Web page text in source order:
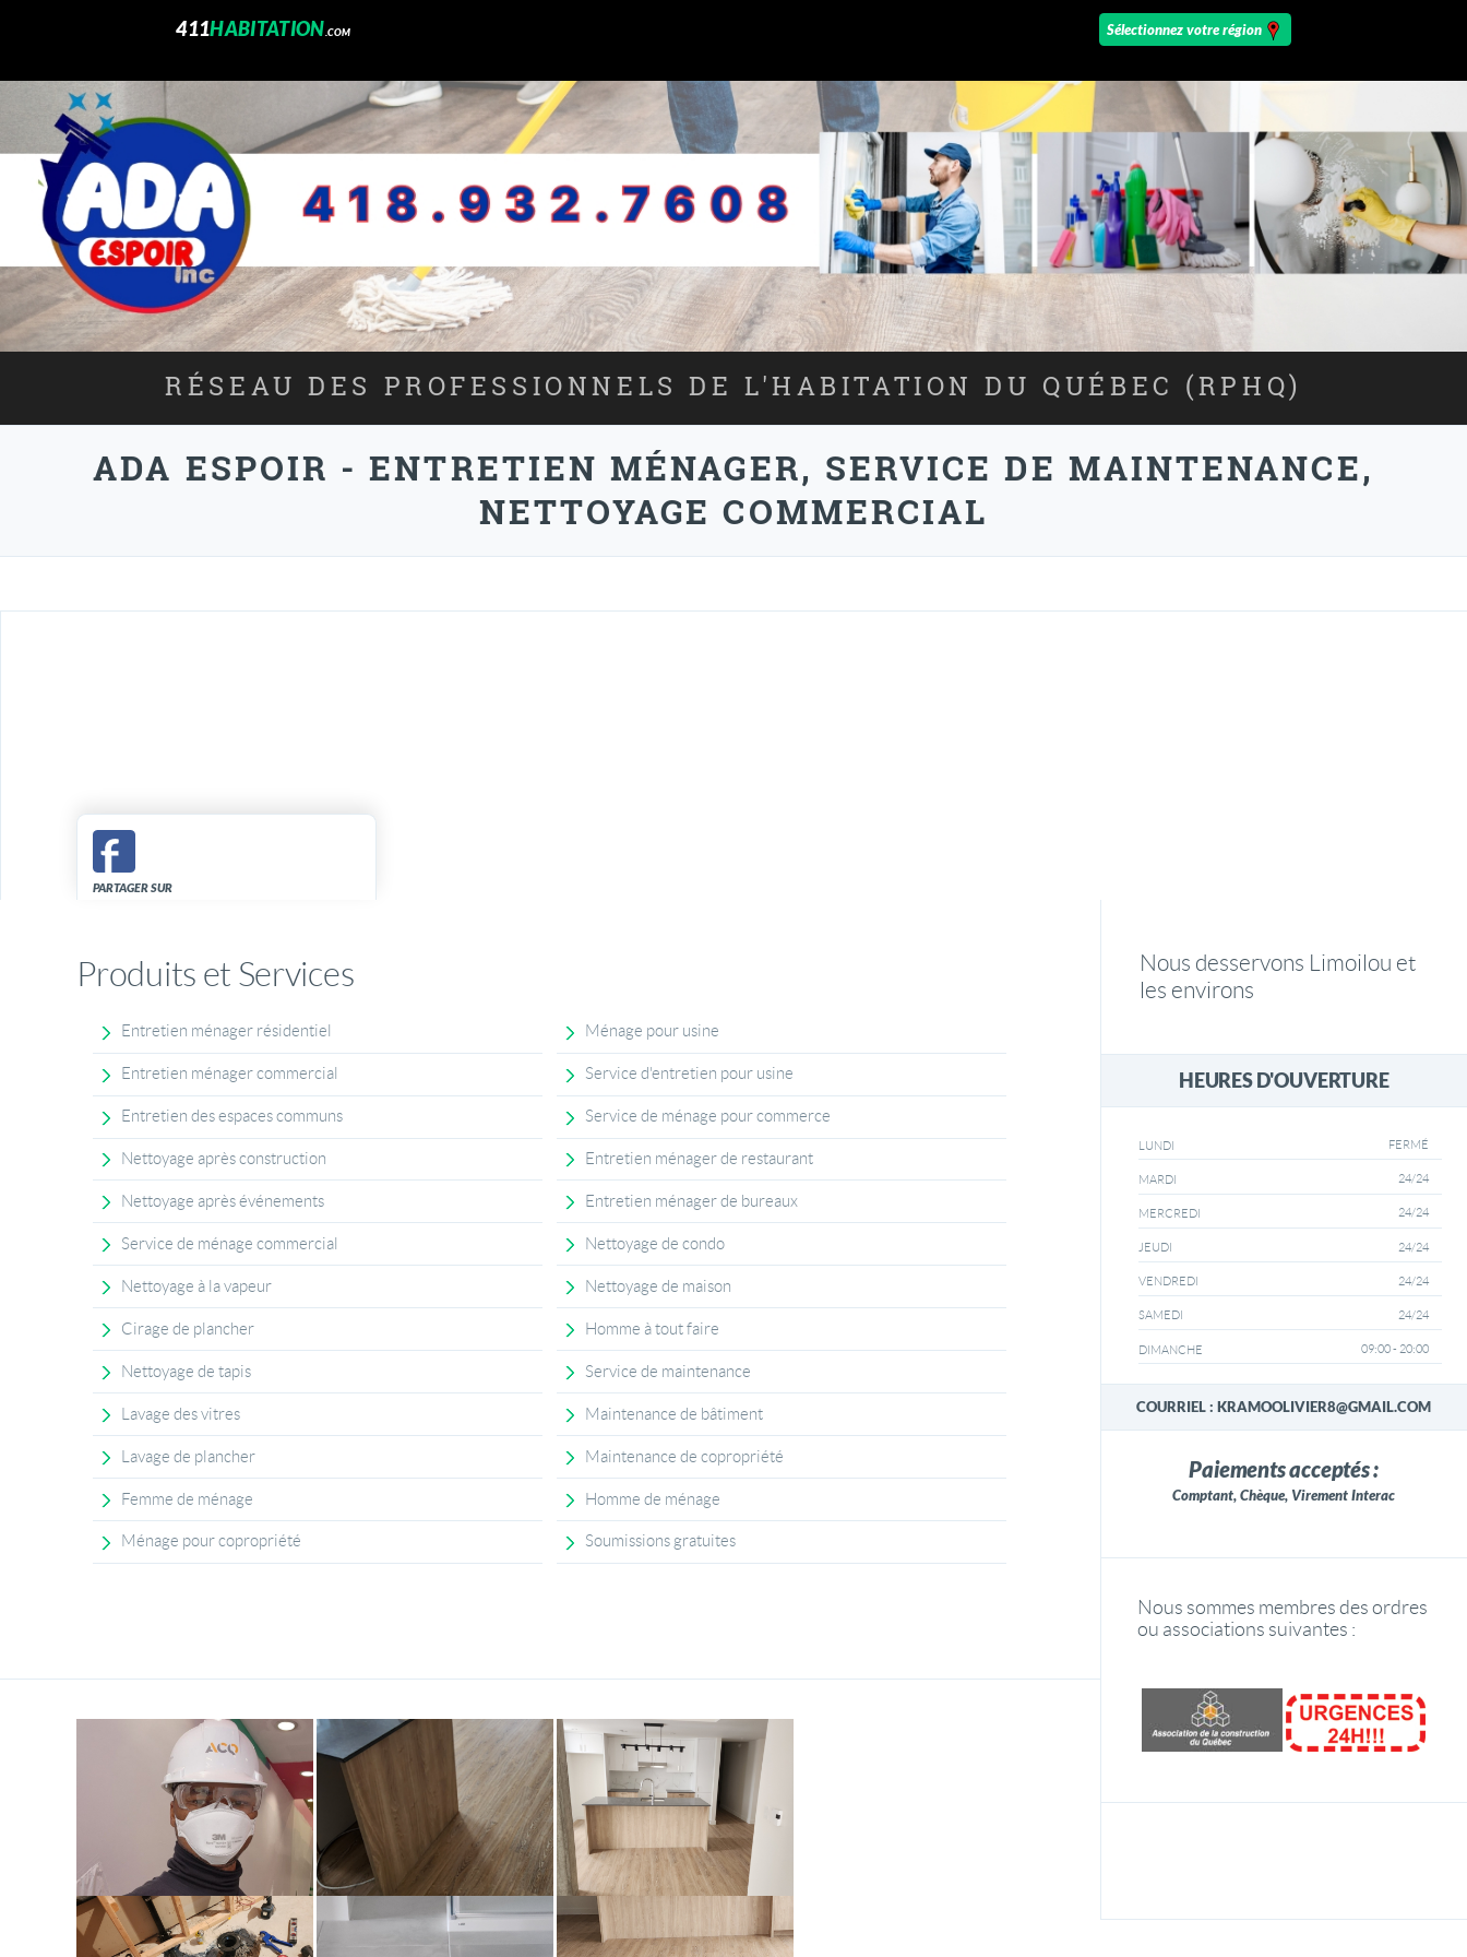
411HABITATION .COM
RÉSEAU DES PROFESSIONNELS DE L'HABITATION DU QUÉBEC (RPHQ)
ADA ESPOIR - ENTRETIEN MÉNAGER, SERVICE DE MAINTENANCE,
NETTOYAGE COMMERCIAL
PARTAGER SUR
Produits et Services
Entretien ménager résidentiel
Entretien ménager commercial
Entretien des espaces communs
Nettoyage après construction
Nettoyage après événements
Service de ménage commercial
Nettoyage à la vapeur
Cirage de plancher
Nettoyage de tapis
Lavage des vitres
Lavage de plancher
Femme de ménage
Ménage pour copropriété
Ménage pour usine
Service d'entretien pour usine
Service de ménage pour commerce
Entretien ménager de restaurant
Entretien ménager de bureaux
Nettoyage de condo
Nettoyage de maison
Homme à tout faire
Service de maintenance
Maintenance de bâtiment
Maintenance de copropriété
Homme de ménage
Soumissions gratuites
Nous desservons Limoilou et
les environs
HEURES D'OUVERTURE
LUNDI FERMÉ
MARDI 24/24
MERCREDI 24/24
JEUDI 24/24
VENDREDI 24/24
SAMEDI 24/24
DIMANCHE 09:00 - 20:00
COURRIEL : KRAMOOLIVIER8@GMAIL.COM
Paiements acceptés :
Comptant, Chèque, Virement Interac
Nous sommes membres des ordres
ou associations suivantes :